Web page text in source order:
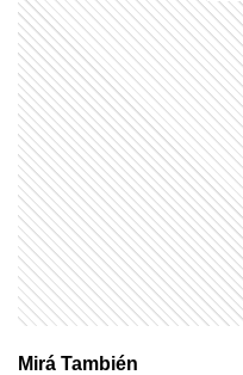
Mirá También